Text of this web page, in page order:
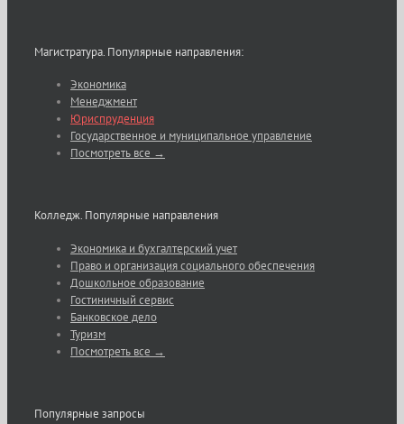
Магистратура. Популярные направления:
Экономика
Менеджмент
Юриспруденция
Государственное и муниципальное управление
Посмотреть все →
Колледж. Популярные направления
Экономика и бухгалтерский учет
Право и организация социального обеспечения
Дошкольное образование
Гостиничный сервис
Банковское дело
Туризм
Посмотреть все →
Популярные запросы